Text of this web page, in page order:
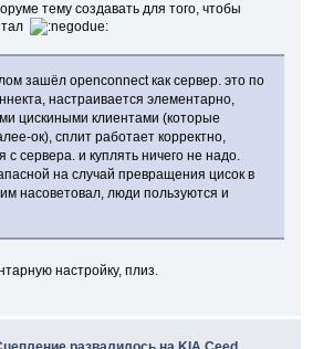
тему создавать для того, чтобы
зашёл openconnect как сервер. это по
настраивается элементарно,
цискиными клиентами (которые
ок), сплит работает корректно,
с сервера. и куплять ничего не надо.
на случай превращения цисок в
насоветовал, люди пользуются и
настройку, плиз.